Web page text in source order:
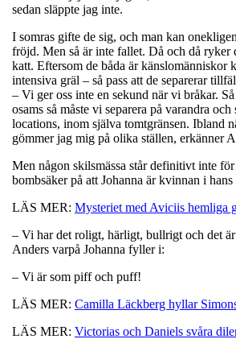
sedan släppte jag inte.
I somras gifte de sig, och man kan
fröjd. Men så är inte fallet. Då och då ryker
katt. Eftersom de båda är känslomänniskor
intensiva gräl – så pass att de separerar
– Vi ger oss inte en sekund när vi bråkar.
osams så måste vi separera på varandra
locations, inom själva tomtgränsen. Ibland
gömmer jag mig på olika ställen, erkänner
Men någon skilsmässa står definitivt inte
bombsäker på att Johanna är kvinnan i hans
LÄS MER: Mysteriet med Aviciis hemliga
– Vi har det roligt, härligt, bullrigt och det
Anders varpå Johanna fyller i:
– Vi är som piff och puff!
LÄS MER: Camilla Läckberg hyllar
LÄS MER: Victorias och Daniels svåra